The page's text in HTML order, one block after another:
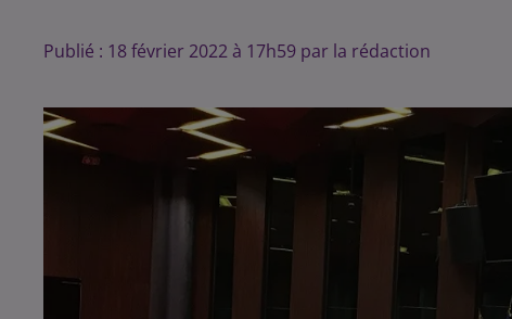
Publié : 18 février 2022 à 17h59 par la rédaction